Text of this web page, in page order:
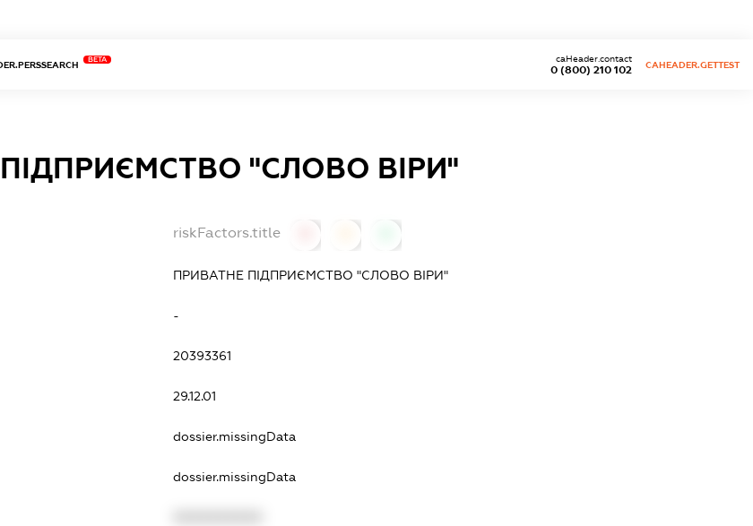
BETA
0 (800) 210 102
caHeader.contact
CAHEADER.GETTEST
"СЛОВО ВІРИ"
riskFactors.title
ПРИВАТНЕ ПІДПРИЄМСТВО "СЛОВО ВІРИ"
-
20393361
29.12.01
dossier.missingData
dossier.missingData